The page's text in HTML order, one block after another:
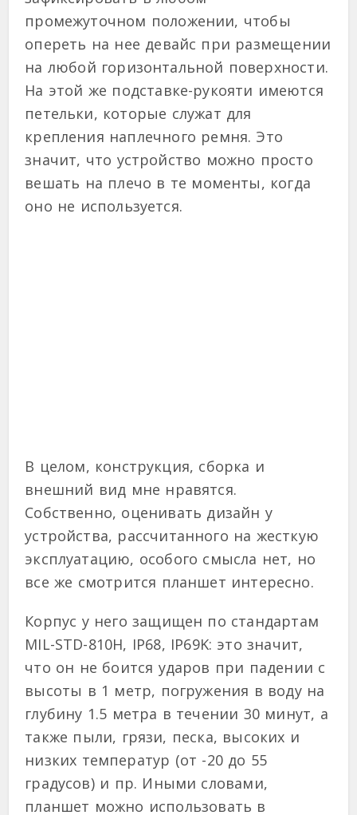
промежуточном положении, чтобы
опереть на нее девайс при размещении
на любой горизонтальной поверхности.
На этой же подставке-рукояти имеются
петельки, которые служат для
крепления наплечного ремня. Это
значит, что устройство можно просто
вешать на плечо в те моменты, когда
оно не используется.
В целом, конструкция, сборка и
внешний вид мне нравятся.
Собственно, оценивать дизайн у
устройства, рассчитанного на жесткую
эксплуатацию, особого смысла нет, но
все же смотрится планшет интересно.
Корпус у него защищен по стандартам
MIL-STD-810H, IP68, IP69K: это значит,
что он не боится ударов при падении с
высоты в 1 метр, погружения в воду на
глубину 1.5 метра в течении 30 минут, а
также пыли, грязи, песка, высоких и
низких температур (от -20 до 55
градусов) и пр. Иными словами,
планшет можно использовать в